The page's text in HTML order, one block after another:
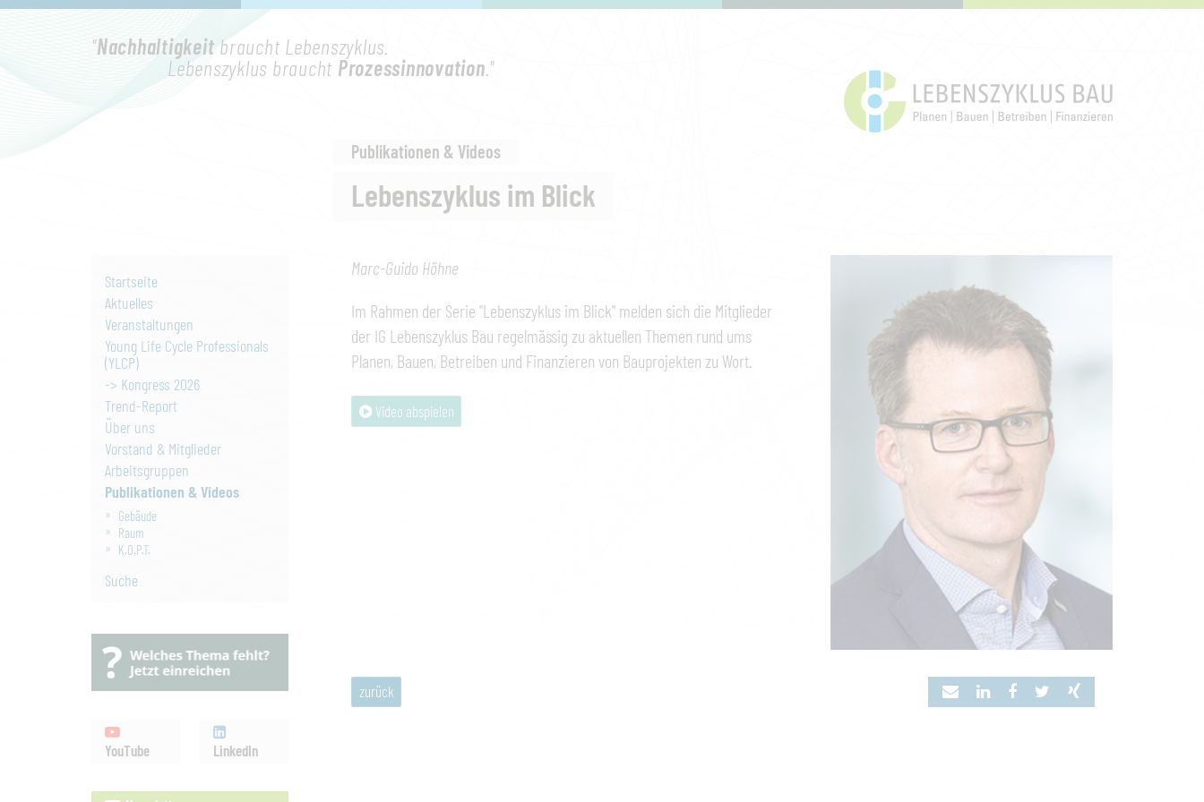
"Nachhaltigkeit braucht Lebenszyklus.
Lebenszyklus braucht Prozessinnovation."
Startseite
Aktuelles
Veranstaltungen
Young Life Cycle Professionals
(YLCP)
-> Kongress 2026
Trend-Report
Über uns
Vorstand & Mitglieder
Arbeitsgruppen
Publikationen & Videos
Gebäude
Raum
K.O.P.T.
Suche
YouTube LinkedIn
Publikationen & Videos
Lebenszyklus im Blick
Marc-Guido Höhne
Im Rahmen der Serie "Lebenszyklus im Blick" melden sich die Mitglieder
der IG Lebenszyklus Bau regelmässig zu aktuellen Themen rund ums
Planen, Bauen, Betreiben und Finanzieren von Bauprojekten zu Wort.
Video abspielen
zurück